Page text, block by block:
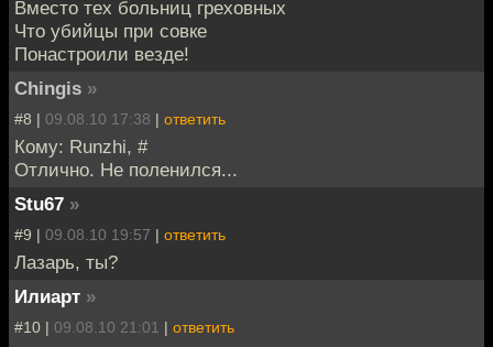
Вместо тех больниц греховных
Что убийцы при совке
Понастроили везде!
Chingis »
#8 | 09.08.10 17:38 | ответить
Кому: Runzhi, #
Отлично. Не поленился...
Stu67 »
#9 | 09.08.10 19:57 | ответить
Лазарь, ты?
Илиарт »
#10 | 09.08.10 21:01 | ответить